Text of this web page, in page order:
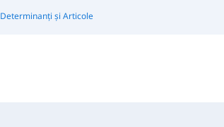
Determinanți și Articole